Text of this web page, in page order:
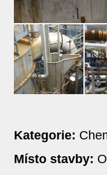
Kategorie:
Místo stavby: